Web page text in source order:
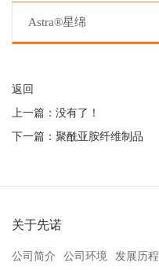
Astra®星绵
返回
上一篇：没有了！
下一篇： 聚酰亚胺纤维制品
关于先诺
公司简介 公司环境 发展历程